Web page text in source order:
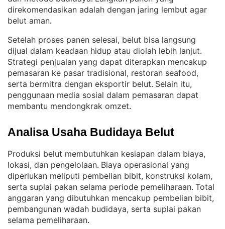
direkomendasikan adalah dengan jaring lembut agar
belut aman.
Setelah proses panen selesai, belut bisa langsung
dijual dalam keadaan hidup atau diolah lebih lanjut
Strategi penjualan yang dapat diterapkan mencakup
pemasaran ke pasar tradisional, restoran seafood,
serta bermitra dengan eksportir belut. Selain itu,
penggunaan media sosial dalam pemasaran dapat
membantu mendongkrak omzet.
Analisa Usaha Budidaya Belut
Produksi belut membutuhkan kesiapan dalam biaya,
lokasi, dan pengelolaan. Biaya operasional yang
diperlukan meliputi pembelian bibit, konstruksi kolam,
serta suplai pakan selama periode pemeliharaan. Total
anggaran yang dibutuhkan mencakup pembelian bibit,
pembangunan wadah budidaya, serta suplai pakan
selama pemeliharaan.